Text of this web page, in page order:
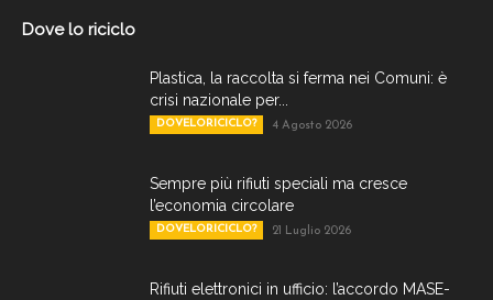
Dove lo riciclo
Plastica, la raccolta si ferma nei Comuni: è
crisi nazionale per...
DOVELORICICLO? 4 Agosto 2026
Sempre più rifiuti speciali ma cresce
l’economia circolare
DOVELORICICLO? 21 Luglio 2026
Rifiuti elettronici in ufficio: l’accordo MASE-